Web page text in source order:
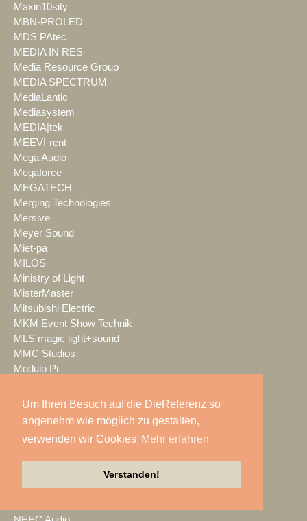
Um Ihren Besuch auf die DieReferenz so
angenehm wie möglich zu gestalten,
verwenden wir Cookies Mehr erfahren
Verstanden!
Maxin10sity
MBN-PROLED
MDS PAtec
MEDIA IN RES
Media Resource Group
MEDIA SPECTRUM
MediaLantic
Mediasystem
MEDIA|tek
MEEVI-rent
Mega Audio
Megaforce
MEGATECH
Merging Technologies
Mersive
Meyer Sound
Miet-pa
MILOS
Ministry of Light
MisterMaster
Mitsubishi Electric
MKM Event Show Technik
MLS magic light+sound
MMC Studios
Modulo Pi
Moonlight
MOTION GROUP
Movecat
msm studio group
Müller BBM
MUTEC